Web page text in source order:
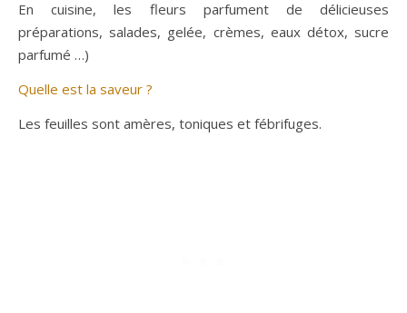
En cuisine, les fleurs parfument de délicieuses
préparations, salades, gelée, crèmes, eaux détox, sucre
parfumé …)
Quelle est la saveur ?
Les feuilles sont amères, toniques et fébrifuges.